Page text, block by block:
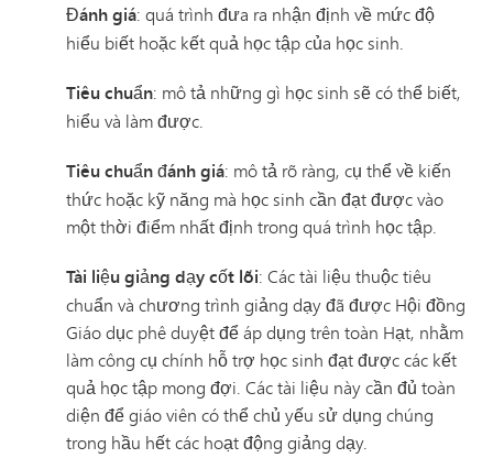
Đánh giá: quá trình đưa ra nhận định về mức độ
hiểu biết hoặc kết quả học tập của học sinh.
Tiêu chuẩn: mô tả những gì học sinh sẽ có thể biết,
hiểu và làm được.
Tiêu chuẩn đánh giá: mô tả rõ ràng, cụ thể về kiến
thức hoặc kỹ năng mà học sinh cần đạt được vào
một thời điểm nhất định trong quá trình học tập.
Tài liệu giảng dạy cốt lõi: Các tài liệu thuộc tiêu
chuẩn và chương trình giảng dạy đã được Hội đồng
Giáo dục phê duyệt để áp dụng trên toàn Hạt, nhằm
làm công cụ chính hỗ trợ học sinh đạt được các kết
quả học tập mong đợi. Các tài liệu này cần đủ toàn
diện để giáo viên có thể chủ yếu sử dụng chúng
trong hầu hết các hoạt động giảng dạy.